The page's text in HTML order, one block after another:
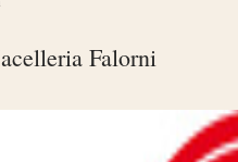
Falorni